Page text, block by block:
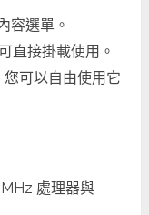
容選單。
直接掛載使用。
可以自由使用它
處理器與